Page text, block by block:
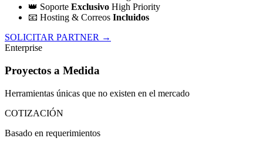
👑 Soporte Exclusivo High Priority
📧 Hosting & Correos Incluidos
SOLICITAR PARTNER →
Enterprise
Proyectos a Medida
Herramientas únicas que no existen en el mercado
COTIZACIÓN
Basado en requerimientos